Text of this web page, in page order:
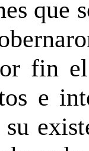
que
fin
e
su